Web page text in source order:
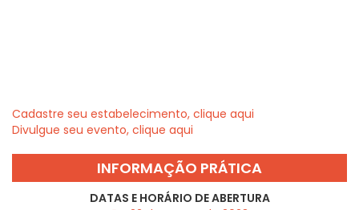
Cadastre seu estabelecimento, clique aqui
Divulgue seu evento, clique aqui
INFORMAÇÃO PRÁTICA
DATAS E HORÁRIO DE ABERTURA